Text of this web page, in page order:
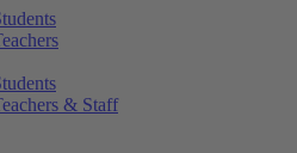
& Staff